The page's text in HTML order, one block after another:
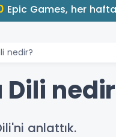
Epic Games, her
nedir?
anlattık.